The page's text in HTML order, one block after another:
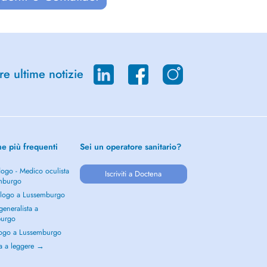
ultime notizie
più frequenti
- Medico oculista
a Lussemburgo
a
a Lussemburgo
a leggere →
Sei un operatore sanitario?
Iscriviti a Doctena